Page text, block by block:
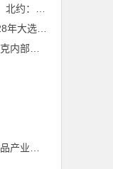
威慑！
选猜测
任原因
新潮流